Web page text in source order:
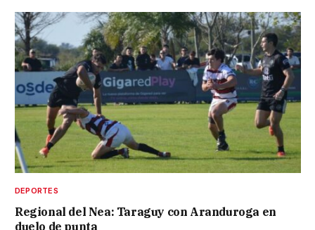
DEPORTES
Regional del Nea: Taraguy con Aranduroga en
duelo de punta